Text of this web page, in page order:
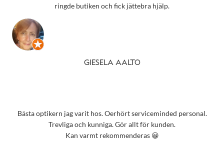
ringde butiken och fick jättebra hjälp.
GIESELA AALTO
Bästa optikern jag varit hos. Oerhört serviceminded personal.
Trevliga och kunniga. Gör allt för kunden.
Kan varmt rekommenderas 😀